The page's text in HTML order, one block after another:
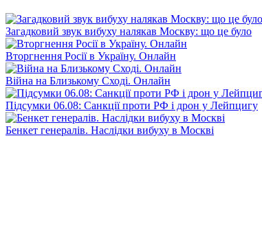
Загадковий звук вибуху налякав Москву: що це було
Вторгнення Росії в Україну. Онлайн
Війна на Близькому Сході. Онлайн
Підсумки 06.08: Санкції проти РФ і дрон у Лейпцигу
Бенкет генералів. Наслідки вибуху в Москві